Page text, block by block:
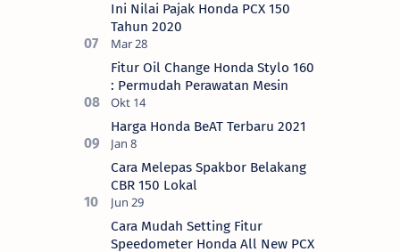
Ini Nilai Pajak Honda PCX 150
Tahun 2020
Fitur Oil Change Honda Stylo 160
: Permudah Perawatan Mesin
Harga Honda BeAT Terbaru 2021
Cara Melepas Spakbor Belakang
CBR 150 Lokal
Cara Mudah Setting Fitur
Speedometer Honda All New PCX